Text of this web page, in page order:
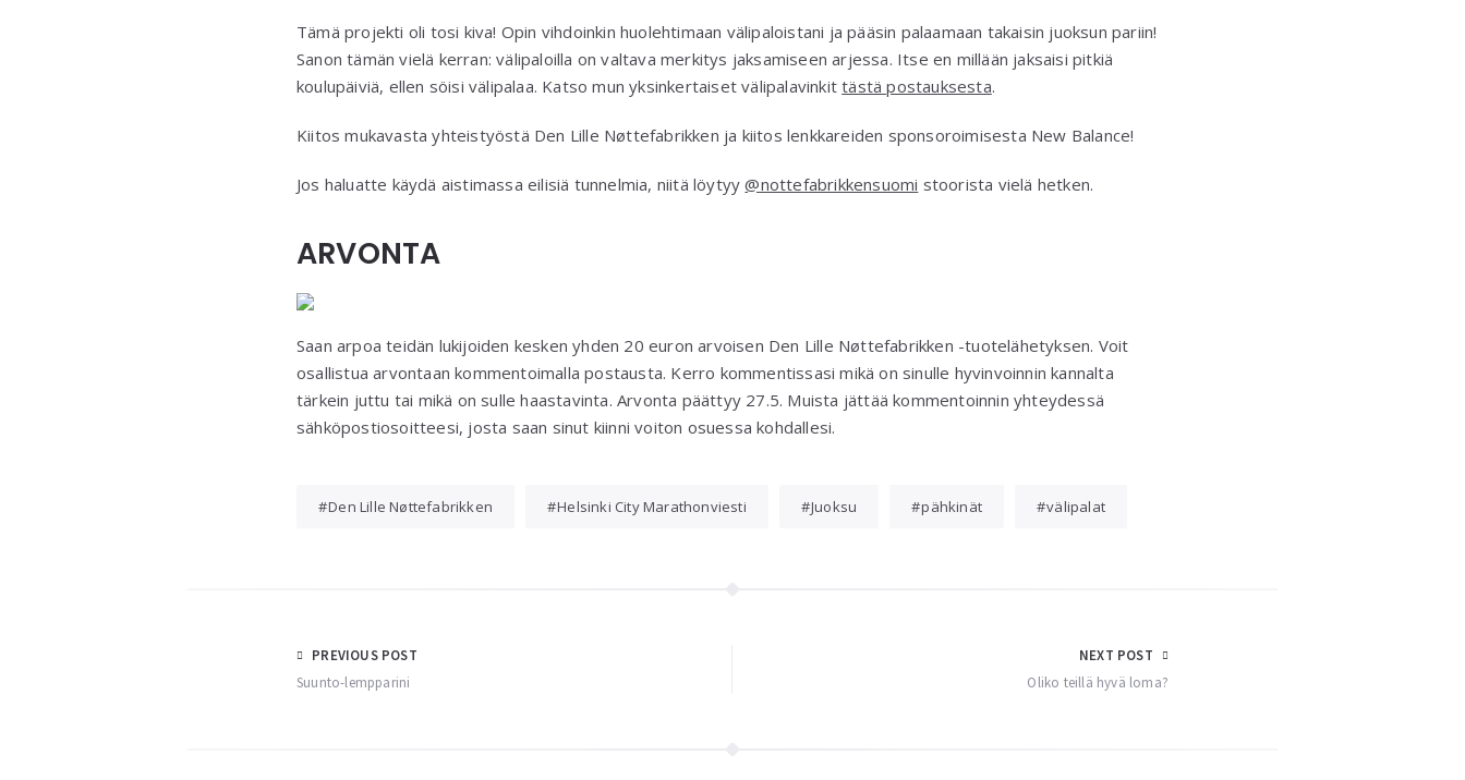
Tämä projekti oli tosi kiva! Opin vihdoinkin huolehtimaan välipaloistani ja pääsin palaamaan takaisin juoksun pariin!
Sanon tämän vielä kerran: välipaloilla on valtava merkitys jaksamiseen arjessa. Itse en millään jaksaisi pitkiä
koulupäiviä, ellen söisi välipalaa. Katso mun yksinkertaiset välipalavinkittästä postauksesta.
Kiitos mukavasta yhteistyöstä Den Lille Nøttefabrikken ja kiitos lenkkareiden sponsoroimisesta New Balance!
Jos haluatte käydä aistimassa eilisiä tunnelmia, niitä löytyy@nottefabrikkensuomi stoorista vielä hetken.
ARVONTA
Saan arpoa teidän lukijoiden kesken yhden 20 euron arvoisen Den Lille Nøttefabrikken -tuotelähetyksen. Voit
osallistua arvontaan kommentoimalla postausta. Kerro kommentissasi mikä on sinulle hyvinvoinnin kannalta
tärkein juttu tai mikä on sulle haastavinta. Arvonta päättyy 27.5. Muista jättää kommentoinnin yhteydessä
sähköpostiosoitteesi, josta saan sinut kiinni voiton osuessa kohdallesi.
Den Lille Nøttefabrikken Helsinki City Marathonviesti Juoksu pähkinät välipalat
Post
navigation
PREVIOUS POST
Suunto-lempparini
NEXT POST
Oliko teillä hyvä loma?